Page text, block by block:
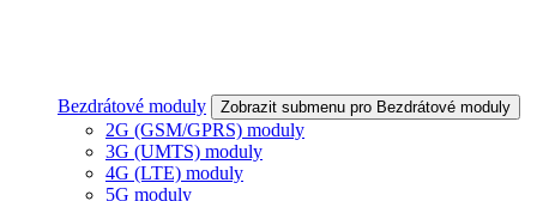
Bezdrátové moduly Zobrazit submenu pro Bezdrátové moduly
2G (GSM/GPRS) moduly
3G (UMTS) moduly
4G (LTE) moduly
5G moduly